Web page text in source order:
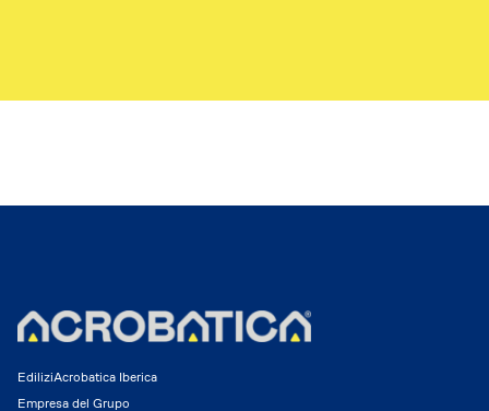
EdiliziAcrobatica Iberica
Empresa del Grupo